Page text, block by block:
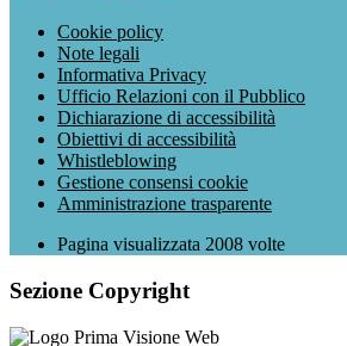
Cookie policy
Note legali
Informativa Privacy
Ufficio Relazioni con il Pubblico
Dichiarazione di accessibilità
Obiettivi di accessibilità
Whistleblowing
Gestione consensi cookie
Amministrazione trasparente
Pagina visualizzata 2008 volte
Sezione Copyright